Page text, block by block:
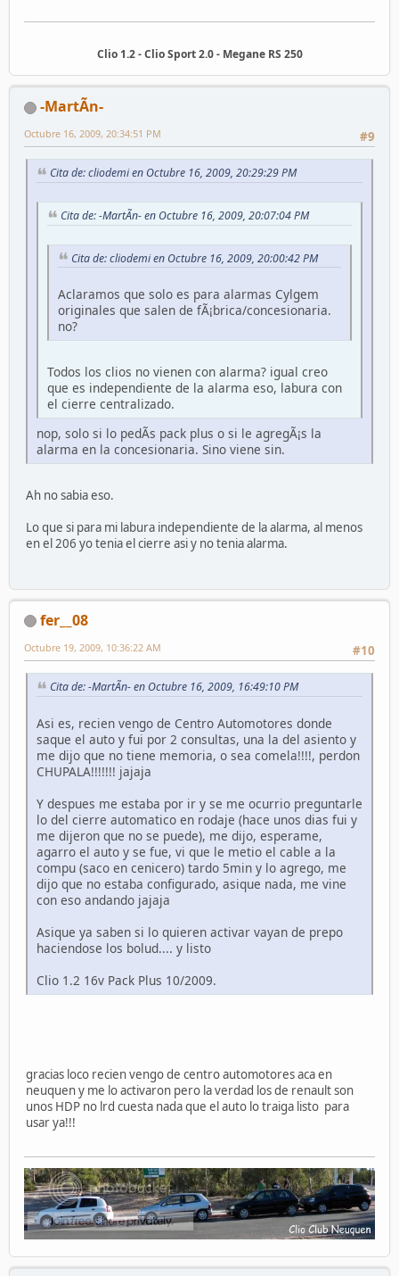
Clio 1.2 - Clio Sport 2.0 - Megane RS 250
-MartÃ­n-
#9
Octubre 16, 2009, 20:34:51 PM
Cita de: cliodemi en Octubre 16, 2009, 20:29:29 PM
Cita de: -MartÃ­n- en Octubre 16, 2009, 20:07:04 PM
Cita de: cliodemi en Octubre 16, 2009, 20:00:42 PM
Aclaramos que solo es para alarmas Cylgem
originales que salen de fÃ¡brica/concesionaria.
no?
Todos los clios no vienen con alarma? igual creo
que es independiente de la alarma eso, labura con
el cierre centralizado.
nop, solo si lo pedÃ­s pack plus o si le agregÃ¡s la
alarma en la concesionaria. Sino viene sin.
Ah no sabia eso.
Lo que si para mi labura independiente de la alarma, al menos
en el 206 yo tenia el cierre asi y no tenia alarma.
fer__08
#10
Octubre 19, 2009, 10:36:22 AM
Cita de: -MartÃ­n- en Octubre 16, 2009, 16:49:10 PM
Asi es, recien vengo de Centro Automotores donde
saque el auto y fui por 2 consultas, una la del asiento y
me dijo que no tiene memoria, o sea comela!!!!, perdon
CHUPALA!!!!!!! jajaja
Y despues me estaba por ir y se me ocurrio preguntarle
lo del cierre automatico en rodaje (hace unos dias fui y
me dijeron que no se puede), me dijo, esperame,
agarro el auto y se fue, vi que le metio el cable a la
compu (saco en cenicero) tardo 5min y lo agrego, me
dijo que no estaba configurado, asique nada, me vine
con eso andando jajaja
Asique ya saben si lo quieren activar vayan de prepo
haciendose los bolud.... y listo
Clio 1.2 16v Pack Plus 10/2009.
gracias loco recien vengo de centro automotores aca en
neuquen y me lo activaron pero la verdad los de renault son
unos HDP no lrd cuesta nada que el auto lo traiga listo para
usar ya!!!